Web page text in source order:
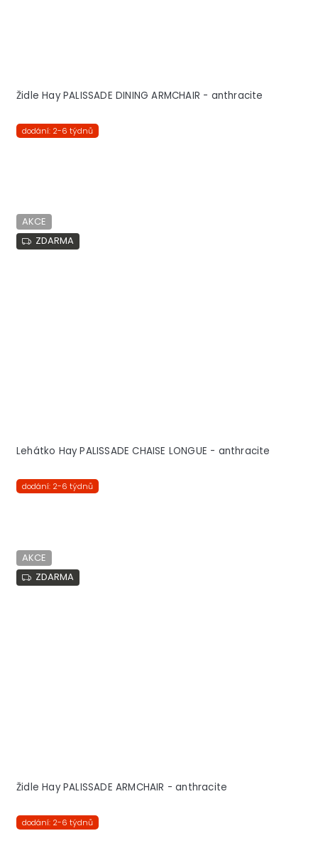
Židle Hay PALISSADE DINING ARMCHAIR - anthracite
dodání: 2-6 týdnů
AKCE
ZDARMA
Lehátko Hay PALISSADE CHAISE LONGUE - anthracite
dodání: 2-6 týdnů
AKCE
ZDARMA
Židle Hay PALISSADE ARMCHAIR - anthracite
dodání: 2-6 týdnů